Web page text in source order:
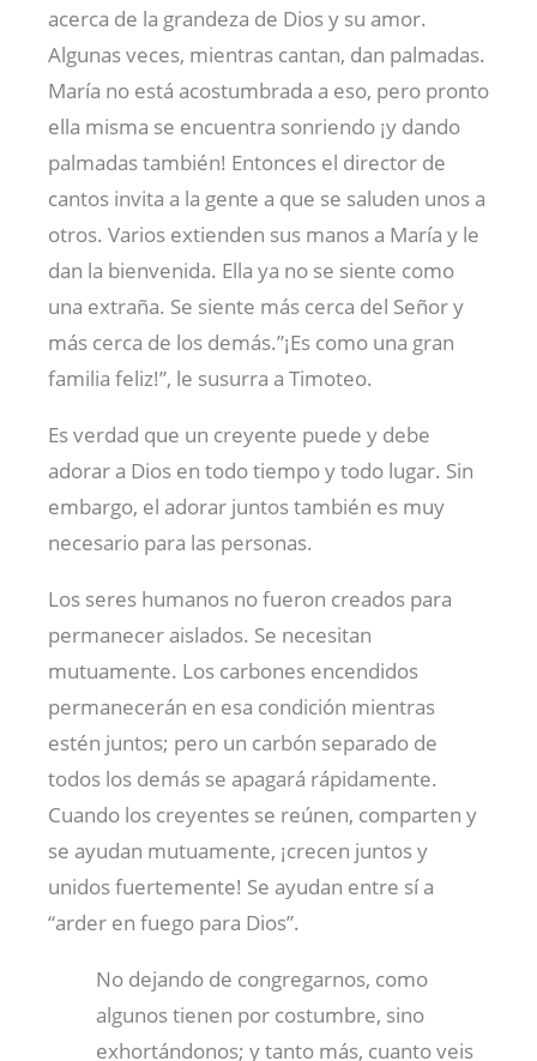
acerca de la grandeza de Dios y su amor.
Algunas veces, mientras cantan, dan palmadas.
María no está acostumbrada a eso, pero pronto
ella misma se encuentra sonriendo ¡y dando
palmadas también! Entonces el director de
cantos invita a la gente a que se saluden unos a
otros. Varios extienden sus manos a María y le
dan la bienvenida. Ella ya no se siente como
una extraña. Se siente más cerca del Señor y
más cerca de los demás.”¡Es como una gran
familia feliz!”, le susurra a Timoteo.
Es verdad que un creyente puede y debe
adorar a Dios en todo tiempo y todo lugar. Sin
embargo, el adorar juntos también es muy
necesario para las personas.
Los seres humanos no fueron creados para
permanecer aislados. Se necesitan
mutuamente. Los carbones encendidos
permanecerán en esa condición mientras
estén juntos; pero un carbón separado de
todos los demás se apagará rápidamente.
Cuando los creyentes se reúnen, comparten y
se ayudan mutuamente, ¡crecen juntos y
unidos fuertemente! Se ayudan entre sí a
“arder en fuego para Dios”.
No dejando de congregarnos, como
algunos tienen por costumbre, sino
exhortándonos; y tanto más, cuanto veis